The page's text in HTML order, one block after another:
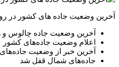
آخرین وضعیت جاده های کشور در روز ۱۲ فروردین بیشتر
آخرین وضعیت جاده چالوس و
اعلام وضعیت جاده‌های کشور
آخرین خبر از وضعیت
جاده‌های شمال قفل شد